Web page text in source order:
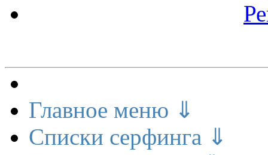
Главное меню ⇓
Списки серфинга ⇓